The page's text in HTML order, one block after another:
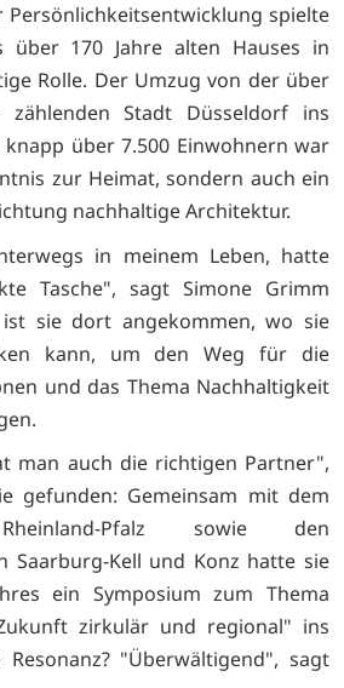
Persönlichkeitsentwicklung spielte
170 Jahre alten Hauses in
Rolle. Der Umzug von der über
zählenden Stadt Düsseldorf ins
über 7.500 Einwohnern war
zur Heimat, sondern auch ein
nachhaltige Architektur.
in meinem Leben, hatte
Tasche", sagt Simone Grimm
ist sie dort angekommen, wo sie
kann, um den Weg für die
und das Thema Nachhaltigkeit
man auch die richtigen Partner",
gefunden: Gemeinsam mit dem
Pfalz sowie den
Saarburg-Kell und Konz hatte sie
ein Symposium zum Thema
zirkulär und regional" ins
"Überwältigend", sagt